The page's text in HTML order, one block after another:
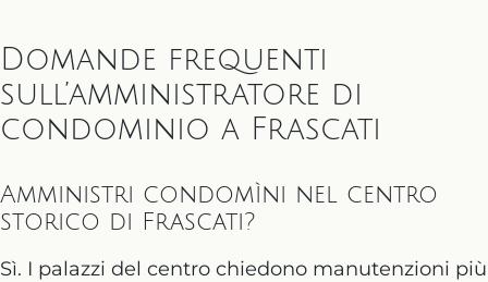
Domande frequenti
sull’amministratore di
condominio a Frascati
Amministri condomìni nel centro
storico di Frascati?
Sì. I palazzi del centro chiedono manutenzioni più